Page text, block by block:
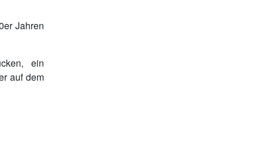
Jahren
ein
auf dem